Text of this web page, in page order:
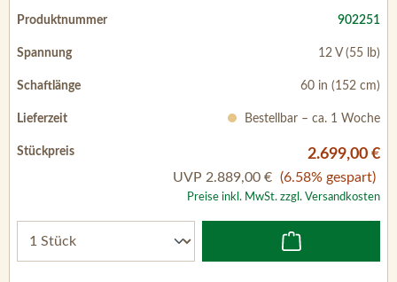
902251
12 V (55 lb)
60 in (152 cm)
Bestellbar – ca. 1 Woche
2.699,00 €
UVP 2.889,00 € (6.58% gespart)
Preise inkl. MwSt. zzgl. Versandkosten